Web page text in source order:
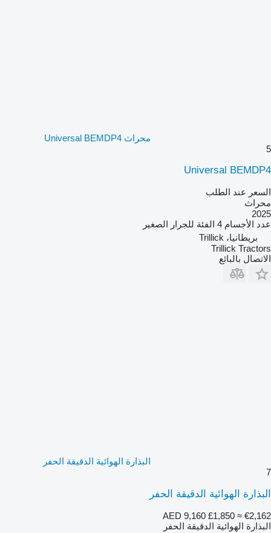
محراث Universal BEMDP4
5
Universal BEMDP4
السعر عند الطلب
محراث
2025
عدد الأجسام 4 الفئة للجرار الصغير
بريطانيا، Trillick
Trillick Tractors
الاتصال بالبائع
البذارة الهوائية الدقيقة الحفر
7
البذارة الهوائية الدقيقة الحفر
AED 9,160 £1,850 ≈ €2,162
البذارة الهوائية الدقيقة الحفر